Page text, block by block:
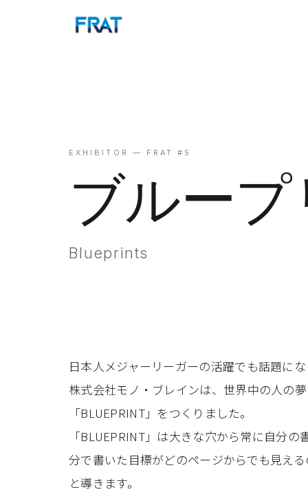
EXHIBITOR — FRAT #5
ブルー
Blueprints
日本人メジャーリーガーの活躍でも話題に
株式会社モノ・ブレインは、世界中の人の
「BLUEPRINT」をつくりました。
「BLUEPRINT」は大きな穴から常に自分
分で書いた目標がどのページからでも見え
と導きます。